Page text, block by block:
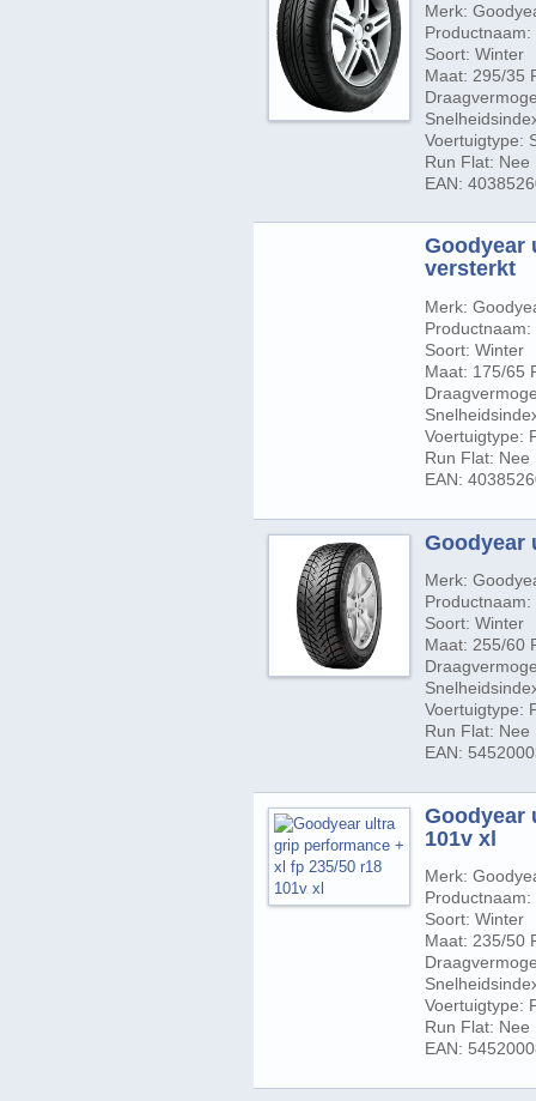
Merk:
Soort: Winter
Maat: 295/35
Voertuigtype:
Run Flat: Nee
EAN:
Goodyear
versterkt
Merk:
Soort: Winter
Maat: 175/65
Voertuigtype:
Run Flat: Nee
EAN:
Goodyear
Merk:
Soort: Winter
Maat: 255/60
Voertuigtype:
Run Flat: Nee
EAN:
Goodyear
101v xl
Merk:
Soort: Winter
Maat: 235/50
Voertuigtype:
Run Flat: Nee
EAN: